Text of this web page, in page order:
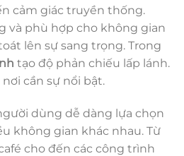
cảm giác truyền thống.
và phù hợp cho không gian
lên sự sang trọng. Trong
tạo độ phản chiếu lấp lánh.
cần sự nổi bật.
dùng dễ dàng lựa chọn
không gian khác nhau. Từ
cho đến các công trình